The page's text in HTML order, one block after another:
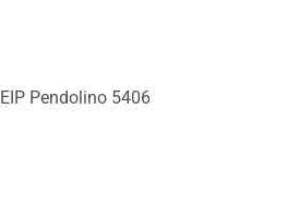
EIP Pendolino 5406